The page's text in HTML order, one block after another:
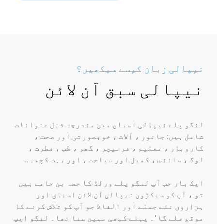
نیپالی زبان کیسے سیکھیں؟
نیپالی سبق آن لائن
لنگو پلے نیپالی اسباق میں مندرجہ ذیل عنوانات
شامل ہیں: جانور ، آلات ، خوبصورتی اور صحت ،
کاروبار ، تعلیم ، فرنیچر ، گھر ، طب ، فطرت ،
لوگ ، سائنس ، کھیل اور سیاحت ، اور بہت کچھ۔ ..
ایک بار جب آپ لنگو پلے ورلڈ کا حصہ بن جاتے ہیں
تو ، آپ کو سیکڑوں نیپالی آن لائن اسباق اور
ہزاروں نئے جملے اور الفاظ جو آپ کو تلاش کرنے کا
موقع ملے گا '۔ پہلے کبھی نہیں سنا تھا۔ لنگو ایپ